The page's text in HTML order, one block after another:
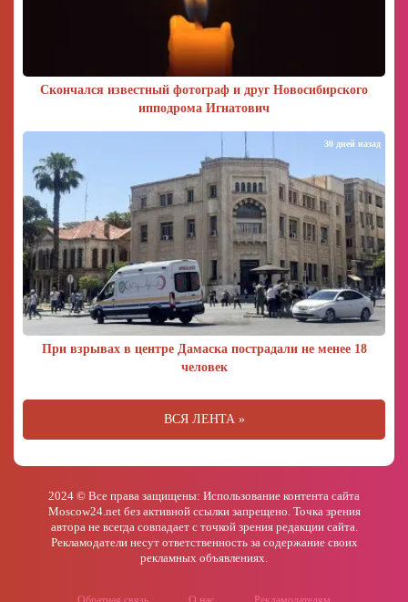
Скончался известный фотограф и друг Новосибирского
ипподрома Игнатович
При взрывах в центре Дамаска пострадали не менее 18
человек
30 дней назад
ВСЯ ЛЕНТА »
2024 © Все права защищены: Использование контента сайта
Moscow24.net без активной ссылки запрещено. Точка зрения
автора не всегда совпадает с точкой зрения редакции сайта.
Рекламодатели несут ответственность за содержание своих
рекламных объявлениях.